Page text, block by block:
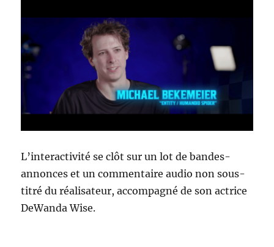
L’interactivité se clôt sur un lot de bandes-
annonces et un commentaire audio non sous-
titré du réalisateur, accompagné de son actrice
DeWanda Wise.